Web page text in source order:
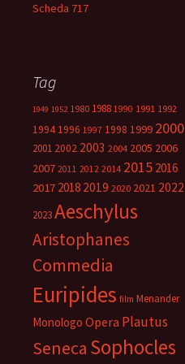
Scheda 717
Tag
1949 1952 1980 1988 1990 1991 1992
1994 1996 1997 1998 1999 2000
2001 2002 2003 2004 2005 2006
2007 2011 2012 2014 2015 2016
2017 2018 2019 2020 2021 2022
2023Aeschylus
Aristophanes
Commedia
Euripides film Menander
Monologo Opera Plautus
Seneca Sophocles